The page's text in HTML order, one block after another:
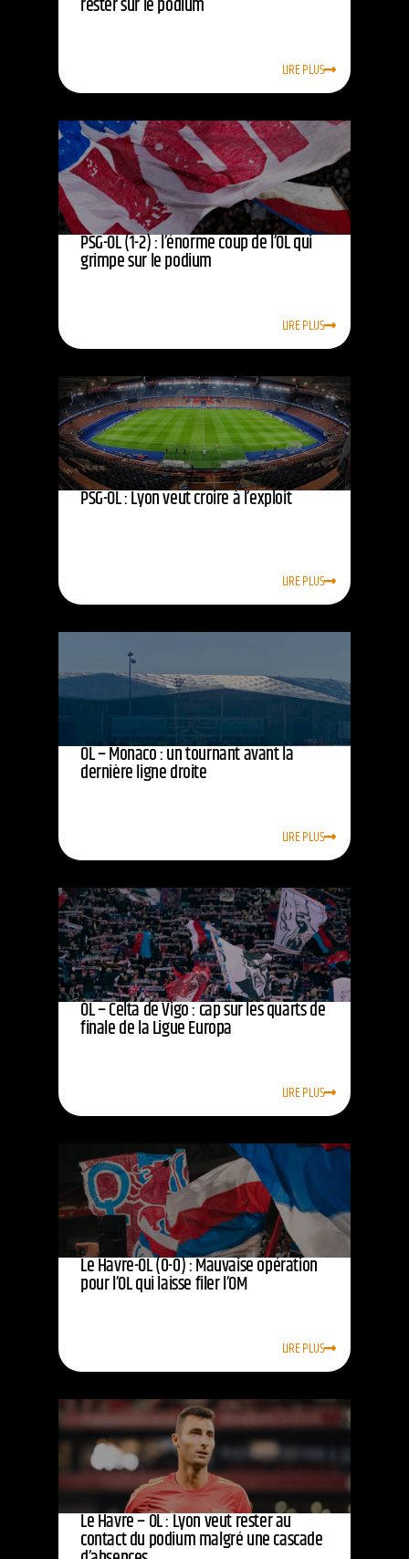
rester sur le podium
LIRE PLUS
PSG-OL (1-2) : l’énorme coup de l’OL qui
grimpe sur le podium
LIRE PLUS
PSG-OL : Lyon veut croire à l’exploit
LIRE PLUS
OL – Monaco : un tournant avant la
dernière ligne droite
LIRE PLUS
OL – Celta de Vigo : cap sur les quarts de
finale de la Ligue Europa
LIRE PLUS
Le Havre-OL (0-0) : Mauvaise opération
pour l’OL qui laisse filer l’OM
LIRE PLUS
Le Havre – OL : Lyon veut rester au
contact du podium malgré une cascade